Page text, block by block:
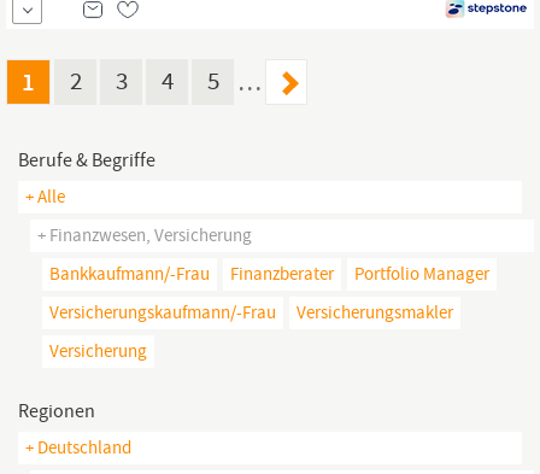
Service-Reviews, SLA-Management, IT-Controlling und IT-
Audits...
1 2 3 4 5 …
Berufe & Begriffe
+ Alle
+ Finanzwesen, Versicherung
Bankkaufmann/-Frau
Finanzberater
Portfolio Manager
Versicherungskaufmann/-Frau
Versicherungsmakler
Versicherung
Regionen
+ Deutschland